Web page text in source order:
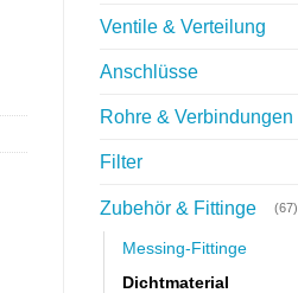
Ventile & Verteilung
Anschlüsse
Rohre & Verbindungen
Filter
Zubehör & Fittinge (67)
Messing-Fittinge
Dichtmaterial